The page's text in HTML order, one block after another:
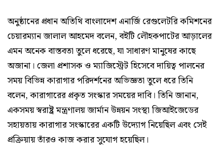
অনুষ্ঠানের প্রধান অতিথি বাংলাদেশ এনার্জি রেগুলেটরি কমিশনের
চেয়ারম্যান জালাল আহমেদ বলেন, বইটি লৌহকপাটের আড়ালের
এমন অনেক বাস্তবতা তুলে ধরেছে, যা সাধারণ মানুষের কাছে
অজানা। জেলা প্রশাসক ও ম্যাজিস্ট্রেট হিসেবে দায়িত্ব পালনের
সময় বিভিন্ন কারাগার পরিদর্শনের অভিজ্ঞতা তুলে ধরে তিনি
বলেন, কারাগারের প্রকৃত সংস্কার সময়ের দাবি। তিনি জানান,
একসময় স্বরাষ্ট্র মন্ত্রণালয় জার্মান উন্নয়ন সংস্থা জিআইজেডের
সহায়তায় কারাগার সংস্কারের একটি উদ্যোগ নিয়েছিল এবং সেই
প্রক্রিয়ায় তাঁরও কাজ করার সুযোগ হয়েছিল।